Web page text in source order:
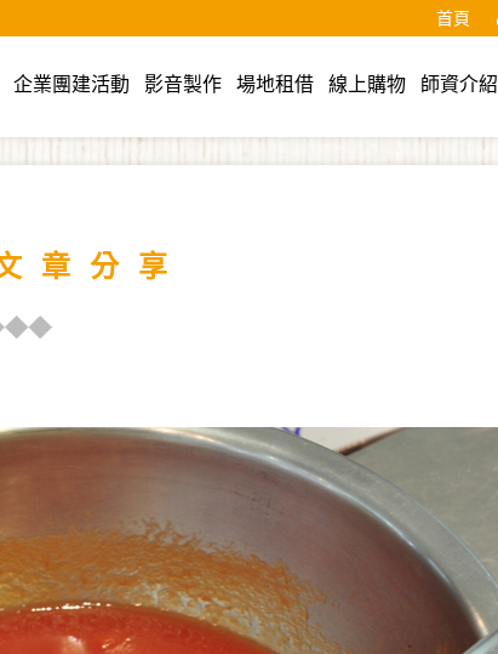
首頁
企業團建活動 影音製作 場地租借 線上購物 師資介紹
章分享